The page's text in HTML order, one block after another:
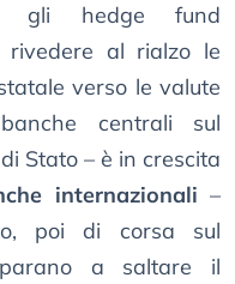
gli hedge fund
rivedere al rialzo le
verso le valute
centrali sul
Stato – è in crescita
internazionali –
poi di corsa sul
a saltare il